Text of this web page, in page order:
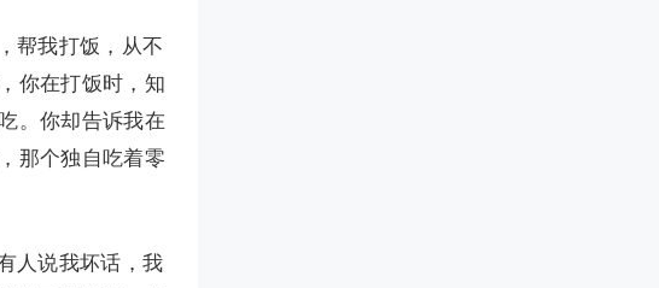
帮我打饭，从不
你在打饭时，知
。你却告诉我在
那个独自吃着零
人说我坏话，我